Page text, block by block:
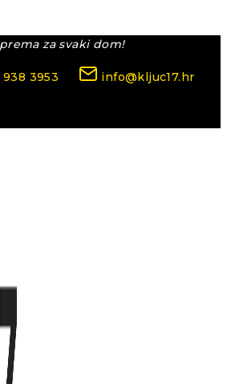
za svaki dom!
3953 info@kljuc17.hr